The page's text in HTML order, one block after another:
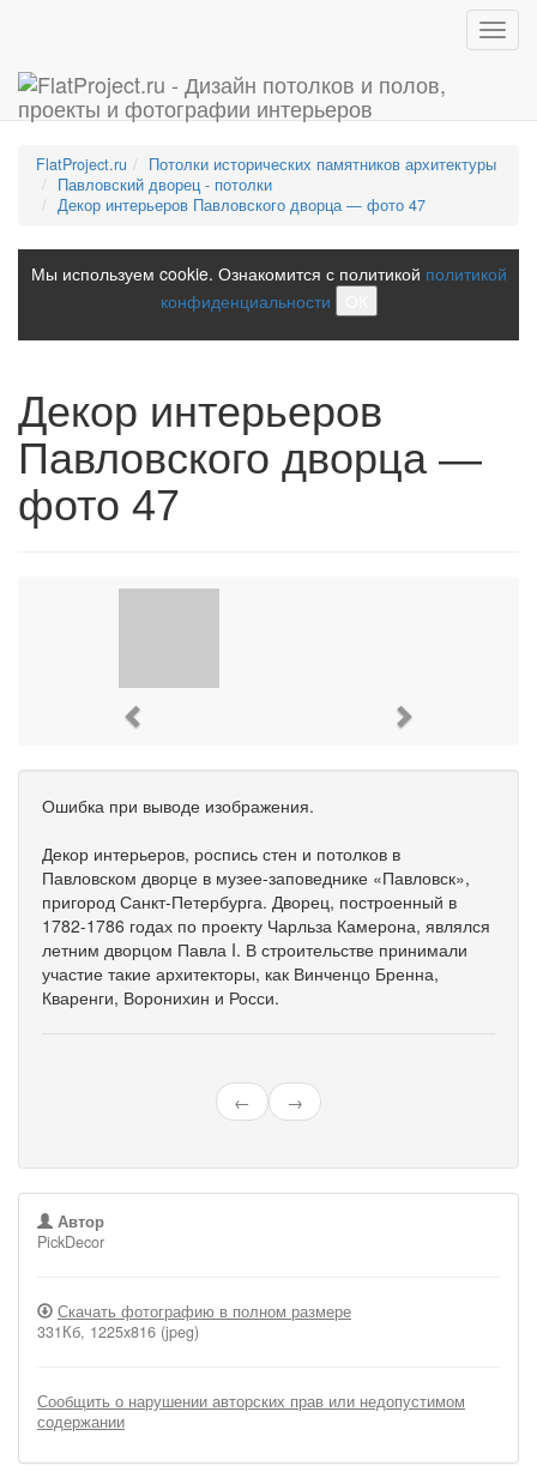
FlatProject.ru
Потолки исторических памятников архитектуры
Павловский дворец - потолки
Декор интерьеров Павловского дворца — фото 47
Мы используем cookie. Ознакомится с политикой политикой
конфиденциальности
Декор интерьеров
Павловского дворца —
фото 47
Ошибка при выводе изображения.
Декор интерьеров, роспись стен и потолков в
Павловском дворце в музее-заповеднике «Павловск»,
пригород Санкт-Петербурга. Дворец, построенный в
1782-1786 годах по проекту Чарльза Камерона, являлся
летним дворцом Павла I. В строительстве принимали
участие такие архитекторы, как Винченцо Бренна,
Кваренги, Воронихин и Росси.
← →
Автор
PickDecor
Скачать фотографию в полном размере
331Кб, 1225x816 (jpeg)
Сообщить о нарушении авторских прав или недопустимом
содержании